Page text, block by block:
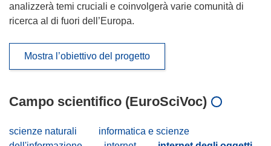
analizzerà temi cruciali e coinvolgerà varie comunità di
ricerca al di fuori dell’Europa.
Mostra l’obiettivo del progetto
Campo scientifico (EuroSciVoc)
scienze naturali
informatica e scienze